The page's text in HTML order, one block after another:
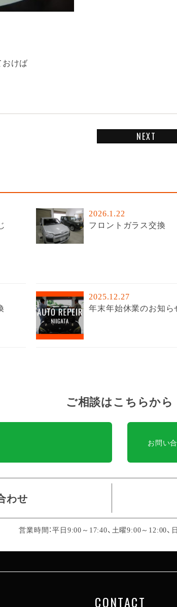
けば
NEXT
2026.1.22
フロントガラス交換
2025.12.27
年末年始休業のお知ら
ご相談はこちらから
お問い
わせ
営業時間：平日9:00～17:40、土曜9:00～12:00、
CONTACT